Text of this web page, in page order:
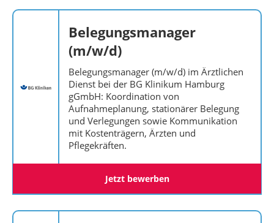
Belegungsmanager
(m/w/d)
Belegungsmanager (m/w/d) im Ärztlichen
Dienst bei der BG Klinikum Hamburg
gGmbH: Koordination von
Aufnahmeplanung, stationärer Belegung
und Verlegungen sowie Kommunikation
mit Kostenträgern, Ärzten und
Pflegekräften.
Jetzt bewerben